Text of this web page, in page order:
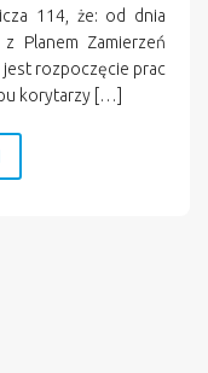
114, że: od dnia
Planem Zamierzeń
rozpoczęcie prac
korytarzy […]